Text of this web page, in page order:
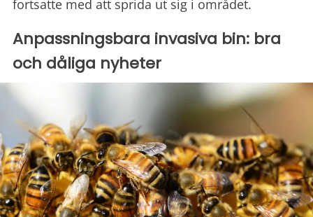
fortsatte med att sprida ut sig i området.
Anpassningsbara invasiva bin: bra
och dåliga nyheter